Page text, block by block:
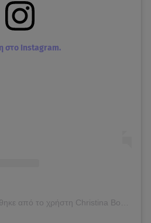
στο Instagram.
Η δημοσίευση κοινοποιήθηκε από το χρήστη Christina Bompa Tanimanides (@chrismpo)